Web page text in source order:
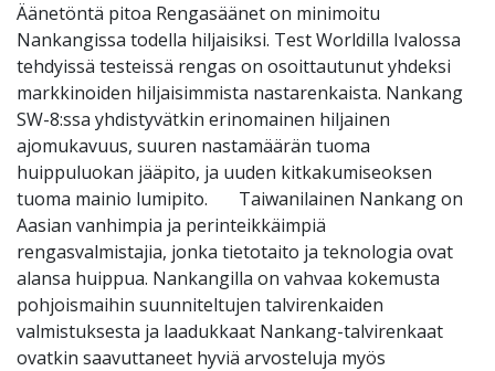
Äänetöntä pitoa Rengasäänet on minimoitu
Nankangissa todella hiljaisiksi. Test Worldilla Ivalossa
tehdyissä testeissä rengas on osoittautunut yhdeksi
markkinoiden hiljaisimmista nastarenkaista. Nankang
SW-8:ssa yhdistyvätkin erinomainen hiljainen
ajomukavuus, suuren nastamäärän tuoma
huippuluokan jääpito, ja uuden kitkakumiseoksen
tuoma mainio lumipito. Taiwanilainen Nankang on
Aasian vanhimpia ja perinteikkäimpiä
rengasvalmistajia, jonka tietotaito ja teknologia ovat
alansa huippua. Nankangilla on vahvaa kokemusta
pohjoismaihin suunniteltujen talvirenkaiden
valmistuksesta ja laadukkaat Nankang-talvirenkaat
ovatkin saavuttaneet hyviä arvosteluja myös